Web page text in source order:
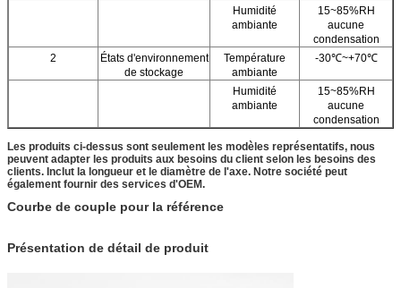
Humidité
ambiante
15~85%RH
aucune
condensation
2
États d'environnement
de stockage
Température
ambiante
-30℃~+70℃
Humidité
ambiante
15~85%RH
aucune
condensation
Les produits ci-dessus sont seulement les modèles représentatifs, nous
peuvent adapter les produits aux besoins du client selon les besoins des
clients. Inclut la longueur et le diamètre de l'axe. Notre société peut
également fournir des services d'OEM.
Courbe de couple pour la référence
Présentation de détail de produit